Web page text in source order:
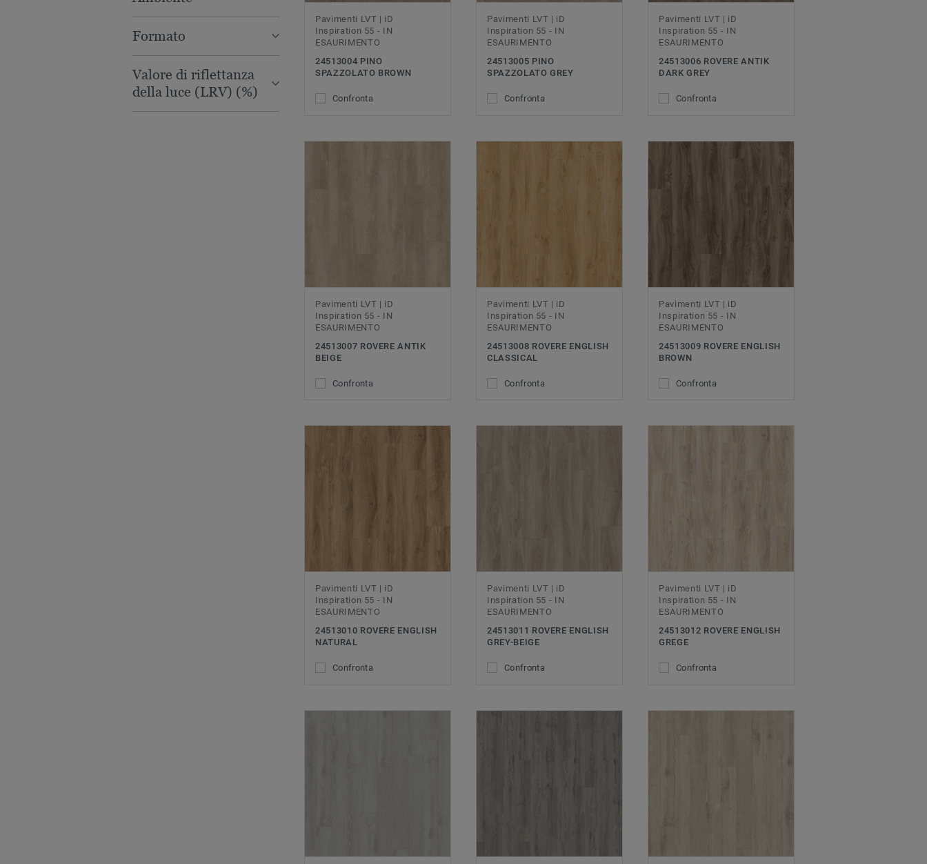
Formato
Valore di riflettanza
della luce (LRV) (%)
Pavimenti LVT | iD
Inspiration 55 - IN
ESAURIMENTO
24513004 PINO
SPAZZOLATO BROWN
Confronta
Pavimenti LVT | iD
Inspiration 55 - IN
ESAURIMENTO
24513005 PINO
SPAZZOLATO GREY
Confronta
Pavimenti LVT | iD
Inspiration 55 - IN
ESAURIMENTO
24513006 ROVERE ANTIK
DARK GREY
Confronta
Pavimenti LVT | iD
Inspiration 55 - IN
ESAURIMENTO
24513007 ROVERE ANTIK
BEIGE
Confronta
Pavimenti LVT | iD
Inspiration 55 - IN
ESAURIMENTO
24513008 ROVERE ENGLISH
CLASSICAL
Confronta
Pavimenti LVT | iD
Inspiration 55 - IN
ESAURIMENTO
24513009 ROVERE ENGLISH
BROWN
Confronta
Pavimenti LVT | iD
Inspiration 55 - IN
ESAURIMENTO
24513010 ROVERE ENGLISH
NATURAL
Confronta
Pavimenti LVT | iD
Inspiration 55 - IN
ESAURIMENTO
24513011 ROVERE ENGLISH
GREY-BEIGE
Confronta
Pavimenti LVT | iD
Inspiration 55 - IN
ESAURIMENTO
24513012 ROVERE ENGLISH
GREGE
Confronta